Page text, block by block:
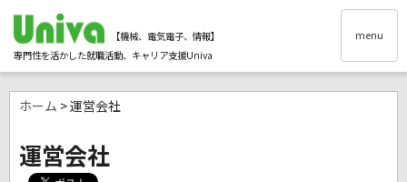
【機械、電気電子、情報】
専門性を活かした就職活動、キャリア支援Univa
menu
ホーム > 運営会社
運営会社